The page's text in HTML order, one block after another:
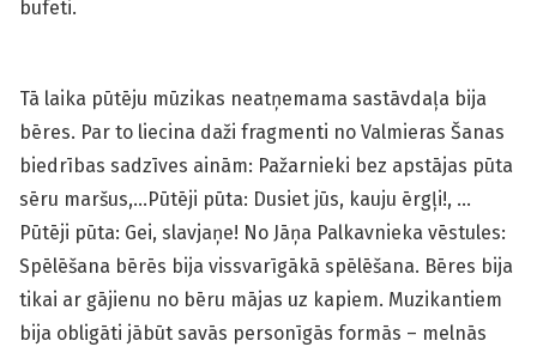
bufeti.
Tā laika pūtēju mūzikas neatņemama sastāvdaļa bija
bēres. Par to liecina daži fragmenti no Valmieras Šanas
biedrības sadzīves ainām: Pažarnieki bez apstājas pūta
sēru maršus,…Pūtēji pūta: Dusiet jūs, kauju ērgļi!, …
Pūtēji pūta: Gei, slavjaņe! No Jāņa Palkavnieka vēstules:
Spēlēšana bērēs bija vissvarīgākā spēlēšana. Bēres bija
tikai ar gājienu no bēru mājas uz kapiem. Muzikantiem
bija obligāti jābūt savās personīgās formās – melnās